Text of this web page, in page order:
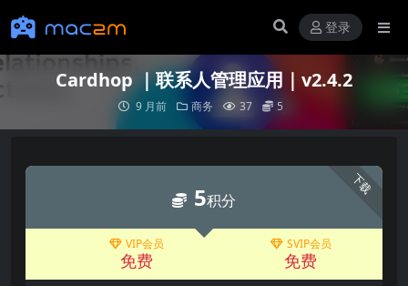
登录
Cardhop ｜联系人管理应用｜v2.4.2
9 月前 商务 37 5
下载
5积分
VIP会员
免费
SVIP会员
免费